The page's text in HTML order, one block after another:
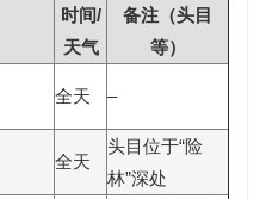
时间/
天气
备注（头目
等）
全天 –
全天
头目位于“险
林”深处